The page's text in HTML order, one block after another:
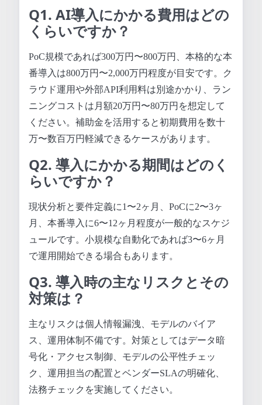
Q1. AI導入にかかる費用はどの
くらいですか？
PoC規模であれば300万円〜800万円、本格的な本
番導入は800万円〜2,000万円程度が目安です。ク
ラウド運用や外部API利用料は別途かかり、ラン
ニングコストは月額20万円〜80万円を想定して
ください。補助金を活用すると初期費用を数十
万〜数百万円軽減できるケースがあります。
Q2. 導入にかかる期間はどのく
らいですか？
現状分析と要件定義に1〜2ヶ月、PoCに2〜3ヶ
月、本番導入に6〜12ヶ月程度が一般的なスケジ
ュールです。小規模な自動化であれば3〜6ヶ月
で運用開始できる場合もあります。
Q3. 導入時の主なリスクとその
対策は？
主なリスクは個人情報漏洩、モデルのバイア
ス、運用体制不備です。対策としてはデータ暗
号化・アクセス制御、モデルの公平性チェッ
ク、運用担当の配置とベンダーSLAの明確化、
法務チェックを実施してください。